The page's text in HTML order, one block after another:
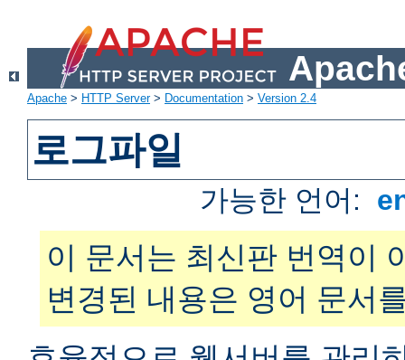
Apache > HTTP Server> Documentation > Version 2.4
로그파일
가능한 언어:
이 문서는 최신판 번역이
변경된 내용은 영어 문서